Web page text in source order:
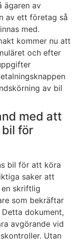
ägaren av
av ett företag så
med.
kommer nu att
och efter
av bil
med att
bil för
bil för att köra
saker att
skriftlig
som bekräftar
dokument,
avgörande vid
Utan